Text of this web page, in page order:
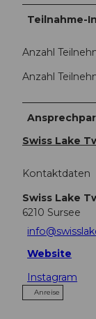
Teilnahme-
Anzahl
Anzahl
Swiss Lake
Kontaktdaten
Swiss Lake
6210 Sursee
Website
Instagram
Anreise